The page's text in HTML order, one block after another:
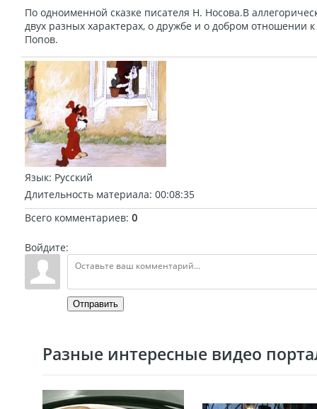
По одноименной сказке писателя Н. Носова.В
двух разных характерах, о дружбе и о добром
Попов.
Язык: Русский
Длительность материала: 00:08:35
Всего комментариев: 0
Войдите:
Отправить
Разные интересные видео